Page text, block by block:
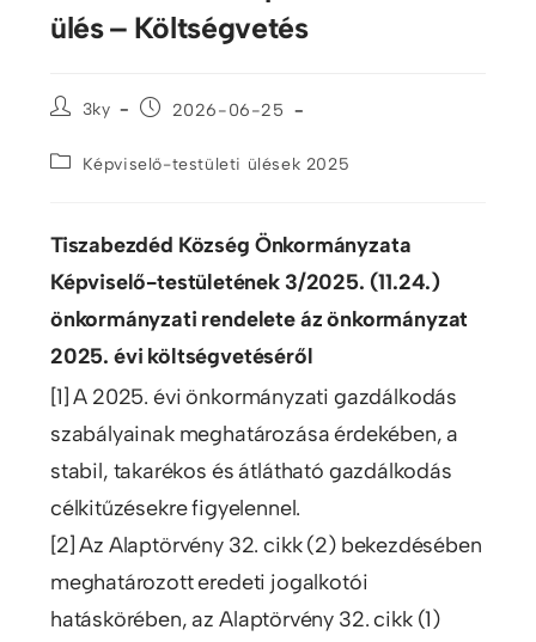
ülés – Költségvetés
3ky 2026-06-25
Képviselő-testületi ülések 2025
Tiszabezdéd Község Önkormányzata
Képviselő-testületének 3/2025. (11.24.)
önkormányzati rendelete áz önkormányzat
2025. évi költségvetéséről
[1] A 2025. évi önkormányzati gazdálkodás
szabályainak meghatározása érdekében, a
stabil, takarékos és átlátható gazdálkodás
célkitűzésekre figyelennel.
[2] Az Alaptörvény 32. cikk (2) bekezdésében
meghatározott eredeti jogalkotói
hatáskörében, az Alaptörvény 32. cikk (1)